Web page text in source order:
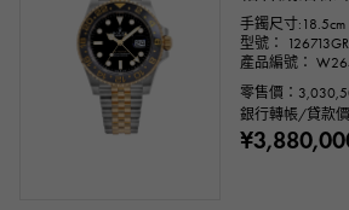
手鐲尺寸:18.5cm
型號：
產品編號：
零售價：
銀行轉帳/貸款